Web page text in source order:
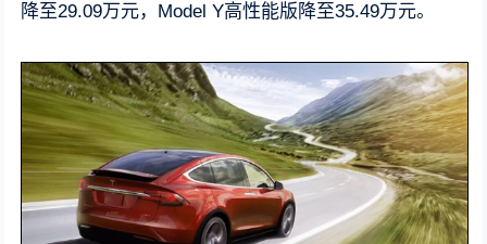
降至29.09万元，Model Y高性能版降至35.49万元。